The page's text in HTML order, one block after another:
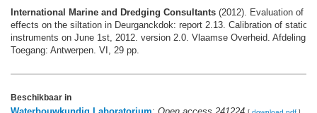
International Marine and Dredging Consultants (2012). Evaluation of
effects on the siltation in Deurganckdok: report 2.13. Calibration of
instruments on June 1st, 2012. version 2.0. Vlaamse Overheid. Afdeling
Toegang: Antwerpen. VI, 29 pp.
Beschikbaar in